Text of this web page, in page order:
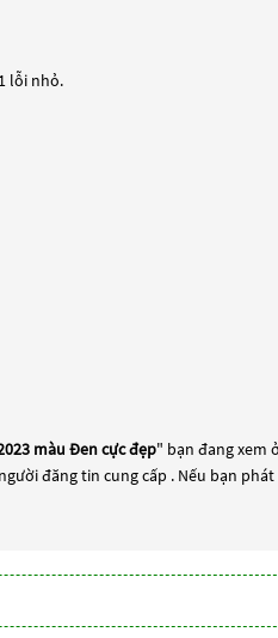
lỗi nhỏ.
màu Đen cực đẹp" bạn đang xem
đăng tin cung cấp . Nếu bạn phát